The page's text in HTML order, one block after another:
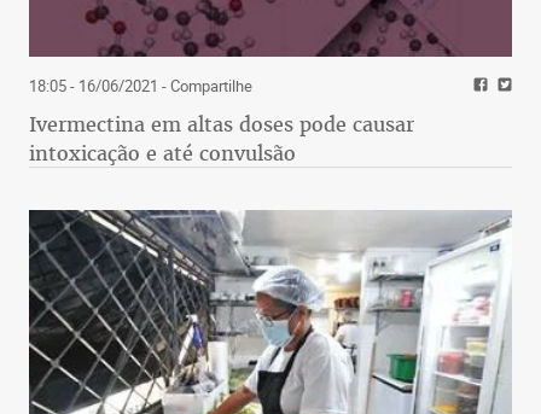
18:05 - 16/06/2021 - Compartilhe
Ivermectina em altas doses pode causar
intoxicação e até convulsão